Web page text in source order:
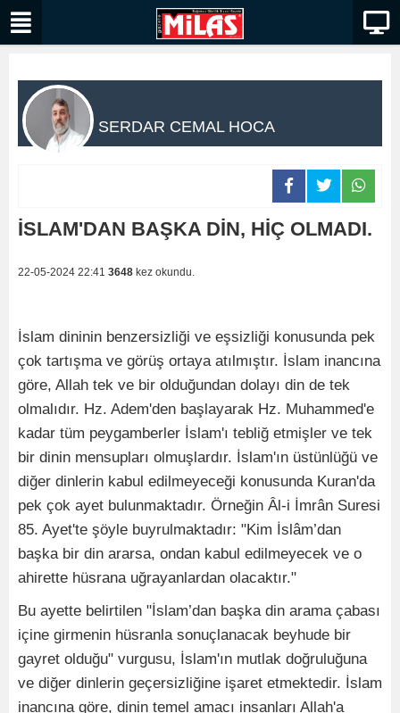
SERDAR CEMAL HOCA
İSLAM'DAN BAŞKA DİN, HİÇ OLMADI.
22-05-2024 22:41 3648 kez okundu.
İslam dininin benzersizliği ve eşsizliği konusunda pek
çok tartışma ve görüş ortaya atılmıştır. İslam inancına
göre, Allah tek ve bir olduğundan dolayı din de tek
olmalıdır. Hz. Adem'den başlayarak Hz. Muhammed'e
kadar tüm peygamberler İslam'ı tebliğ etmişler ve tek
bir dinin mensupları olmuşlardır. İslam'ın üstünlüğü ve
diğer dinlerin kabul edilmeyeceği konusunda Kuran'da
pek çok ayet bulunmaktadır. Örneğin Âl-i İmrân Suresi
85. Ayet'te şöyle buyrulmaktadır: "Kim İslâm’dan
başka bir din ararsa, ondan kabul edilmeyecek ve o
ahirette hüsrana uğrayanlardan olacaktır."
Bu ayette belirtilen "İslam’dan başka din arama çabası
içine girmenin hüsranla sonuçlanacak beyhude bir
gayret olduğu" vurgusu, İslam'ın mutlak doğruluğuna
ve diğer dinlerin geçersizliğine işaret etmektedir. İslam
inancına göre, dinin temel amacı insanları Allah'a